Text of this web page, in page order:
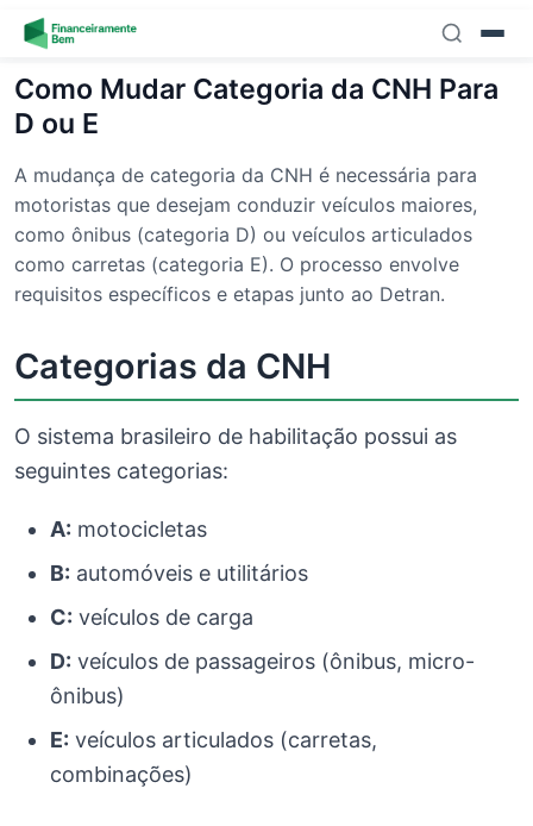
Skip to content
Como Mudar Categoria da CNH Para
D ou E
A mudança de categoria da CNH é necessária para
motoristas que desejam conduzir veículos maiores,
como ônibus (categoria D) ou veículos articulados
como carretas (categoria E). O processo envolve
requisitos específicos e etapas junto ao Detran.
Categorias da CNH
O sistema brasileiro de habilitação possui as
seguintes categorias:
A: motocicletas
B: automóveis e utilitários
C: veículos de carga
D: veículos de passageiros (ônibus, micro-
ônibus)
E: veículos articulados (carretas,
combinações)